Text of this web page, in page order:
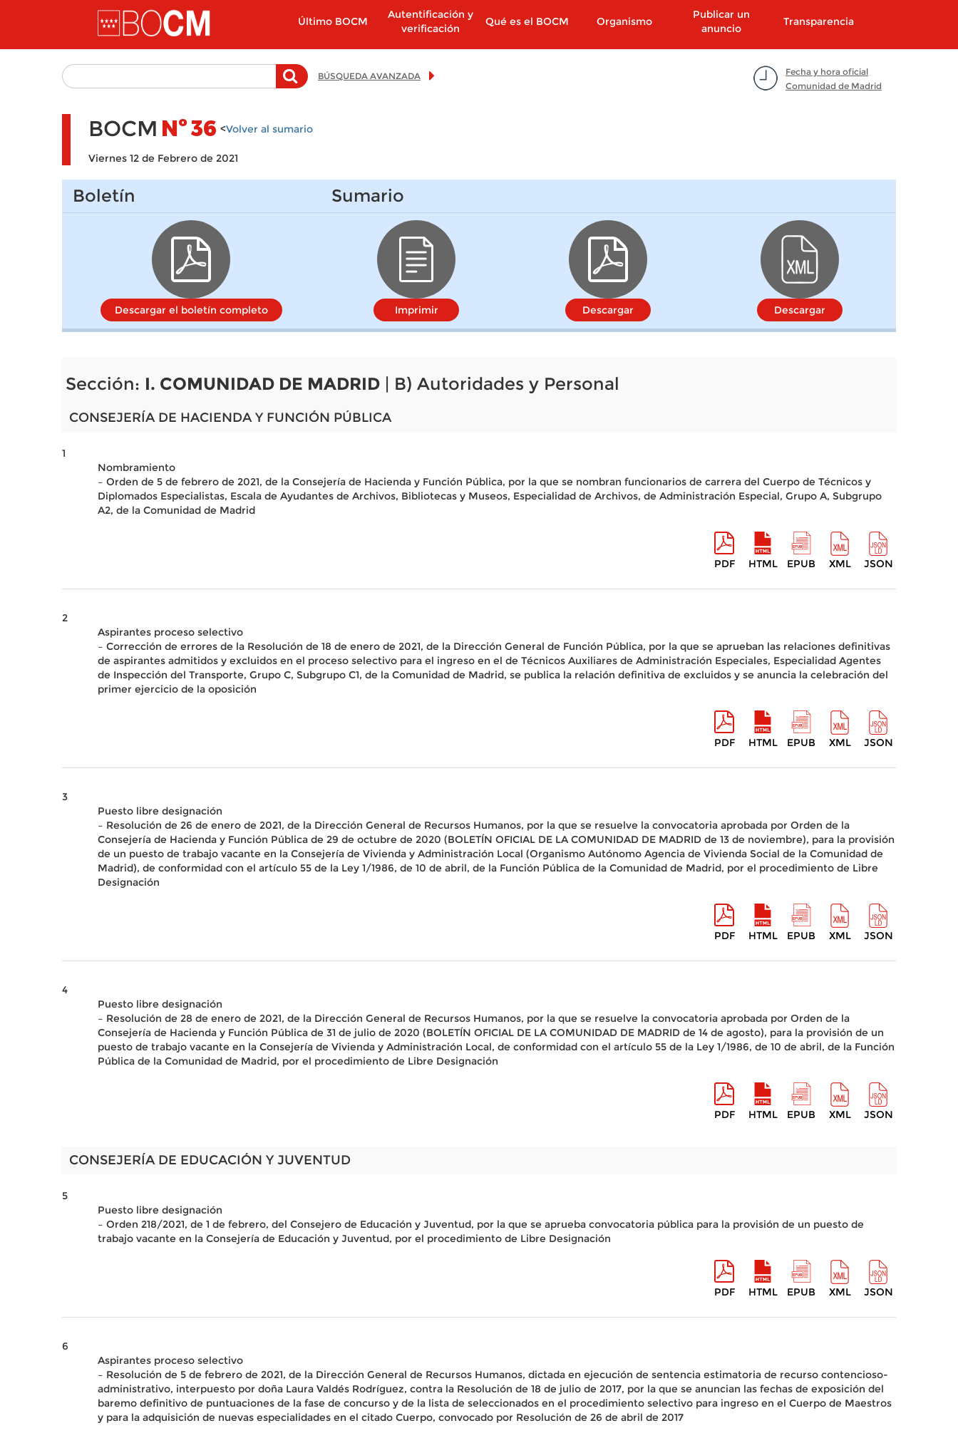
Pasar al contenido principal
Último BOCM
Autentificación y
verificación
Qué es el BOCM Organismo
Publicar un
anuncio
Transparencia
Fecha y hora oficial
Comunidad de Madrid
BÚSQUEDA AVANZADA
BOCM Nº36 <Volver al sumario
Viernes 12 de Febrero de 2021
Boletín
Descargar el boletín completo
Sumario
Imprimir Descargar Descargar
Sección: I. COMUNIDAD DE MADRID | B) Autoridades y Personal
CONSEJERÍA DE HACIENDA Y FUNCIÓN PÚBLICA
1
Nombramiento
– Orden de 5 de febrero de 2021, de la Consejería de Hacienda y Función Pública, por la que se nombran funcionarios de carrera del Cuerpo de Técnicos y
Diplomados Especialistas, Escala de Ayudantes de Archivos, Bibliotecas y Museos, Especialidad de Archivos, de Administración Especial, Grupo A, Subgrupo
A2, de la Comunidad de Madrid
PDF HTML EPUB XML JSON
2
Aspirantes proceso selectivo
– Corrección de errores de la Resolución de 18 de enero de 2021, de la Dirección General de Función Pública, por la que se aprueban las relaciones definitivas
de aspirantes admitidos y excluidos en el proceso selectivo para el ingreso en el de Técnicos Auxiliares de Administración Especiales, Especialidad Agentes
de Inspección del Transporte, Grupo C, Subgrupo C1, de la Comunidad de Madrid, se publica la relación definitiva de excluidos y se anuncia la celebración del
primer ejercicio de la oposición
PDF HTML EPUB XML JSON
3
Puesto libre designación
– Resolución de 26 de enero de 2021, de la Dirección General de Recursos Humanos, por la que se resuelve la convocatoria aprobada por Orden de la
Consejería de Hacienda y Función Pública de 29 de octubre de 2020 (BOLETÍN OFICIAL DE LA COMUNIDAD DE MADRID de 13 de noviembre), para la provisión
de un puesto de trabajo vacante en la Consejería de Vivienda y Administración Local (Organismo Autónomo Agencia de Vivienda Social de la Comunidad de
Madrid), de conformidad con el artículo 55 de la Ley 1/1986, de 10 de abril, de la Función Pública de la Comunidad de Madrid, por el procedimiento de Libre
Designación
PDF HTML EPUB XML JSON
4
Puesto libre designación
– Resolución de 28 de enero de 2021, de la Dirección General de Recursos Humanos, por la que se resuelve la convocatoria aprobada por Orden de la
Consejería de Hacienda y Función Pública de 31 de julio de 2020 (BOLETÍN OFICIAL DE LA COMUNIDAD DE MADRID de 14 de agosto), para la provisión de un
puesto de trabajo vacante en la Consejería de Vivienda y Administración Local, de conformidad con el artículo 55 de la Ley 1/1986, de 10 de abril, de la Función
Pública de la Comunidad de Madrid, por el procedimiento de Libre Designación
PDF HTML EPUB XML JSON
CONSEJERÍA DE EDUCACIÓN Y JUVENTUD
5
Puesto libre designación
– Orden 218/2021, de 1 de febrero, del Consejero de Educación y Juventud, por la que se aprueba convocatoria pública para la provisión de un puesto de
trabajo vacante en la Consejería de Educación y Juventud, por el procedimiento de Libre Designación
PDF HTML EPUB XML JSON
6
Aspirantes proceso selectivo
– Resolución de 5 de febrero de 2021, de la Dirección General de Recursos Humanos, dictada en ejecución de sentencia estimatoria de recurso contencioso-
administrativo, interpuesto por doña Laura Valdés Rodríguez, contra la Resolución de 18 de julio de 2017, por la que se anuncian las fechas de exposición del
baremo definitivo de puntuaciones de la fase de concurso y de la lista de seleccionados en el procedimiento selectivo para ingreso en el Cuerpo de Maestros
y para la adquisición de nuevas especialidades en el citado Cuerpo, convocado por Resolución de 26 de abril de 2017